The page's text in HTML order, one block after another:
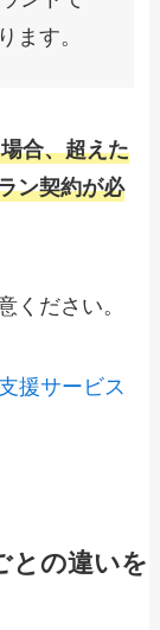
ます。
合、超えた
ン契約が必
ください。
援サービス
との違いを